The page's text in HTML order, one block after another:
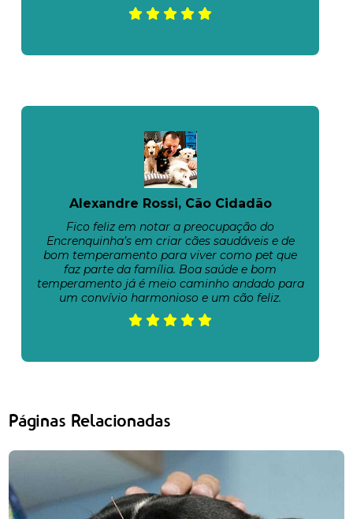
Alexandre Rossi, Cão Cidadão
Fico feliz em notar a preocupação do
Encrenquinha’s em criar cães saudáveis e de
bom temperamento para viver como pet que
faz parte da família. Boa saúde e bom
temperamento já é meio caminho andado para
um convívio harmonioso e um cão feliz.
Páginas Relacionadas